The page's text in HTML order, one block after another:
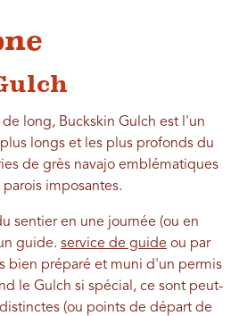
long, Buckskin Gulch est l'un
longs et les plus profonds du
de grès navajo emblématiques
imposantes.
sentier en une journée (ou en
guide. service de guide ou par
bien préparé et muni d'un permis
le Gulch si spécial, ce sont peut-
(ou points de départ de